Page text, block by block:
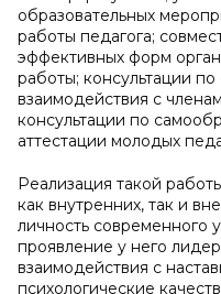
образовательных
работы педагога;
эффективных форм
работы; консультации
взаимодействия с
консультации по
аттестации молодых
Реализация такой
как внутренних, так и
личность современного
проявление у него
взаимодействия с
психологические